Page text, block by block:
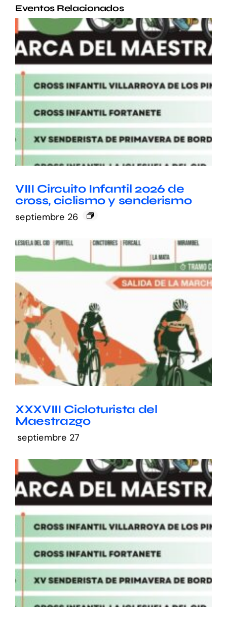
Eventos Relacionados
VIII Circuito Infantil 2026 de
cross, ciclismo y senderismo
septiembre 26
XXXVIII Cicloturista del
Maestrazgo
septiembre 27